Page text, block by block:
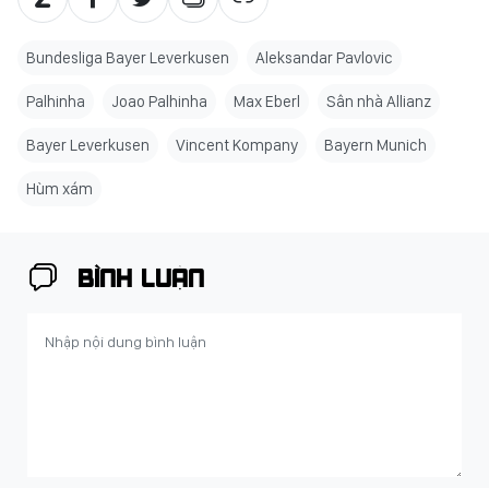
Bundesliga Bayer Leverkusen Aleksandar Pavlovic
Palhinha Joao Palhinha Max Eberl Sân nhà Allianz
Bayer Leverkusen Vincent Kompany Bayern Munich
Hùm xám
BÌNH LUẬN